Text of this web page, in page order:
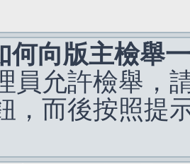
何向版主檢舉
員允許檢舉，
，而後按照提